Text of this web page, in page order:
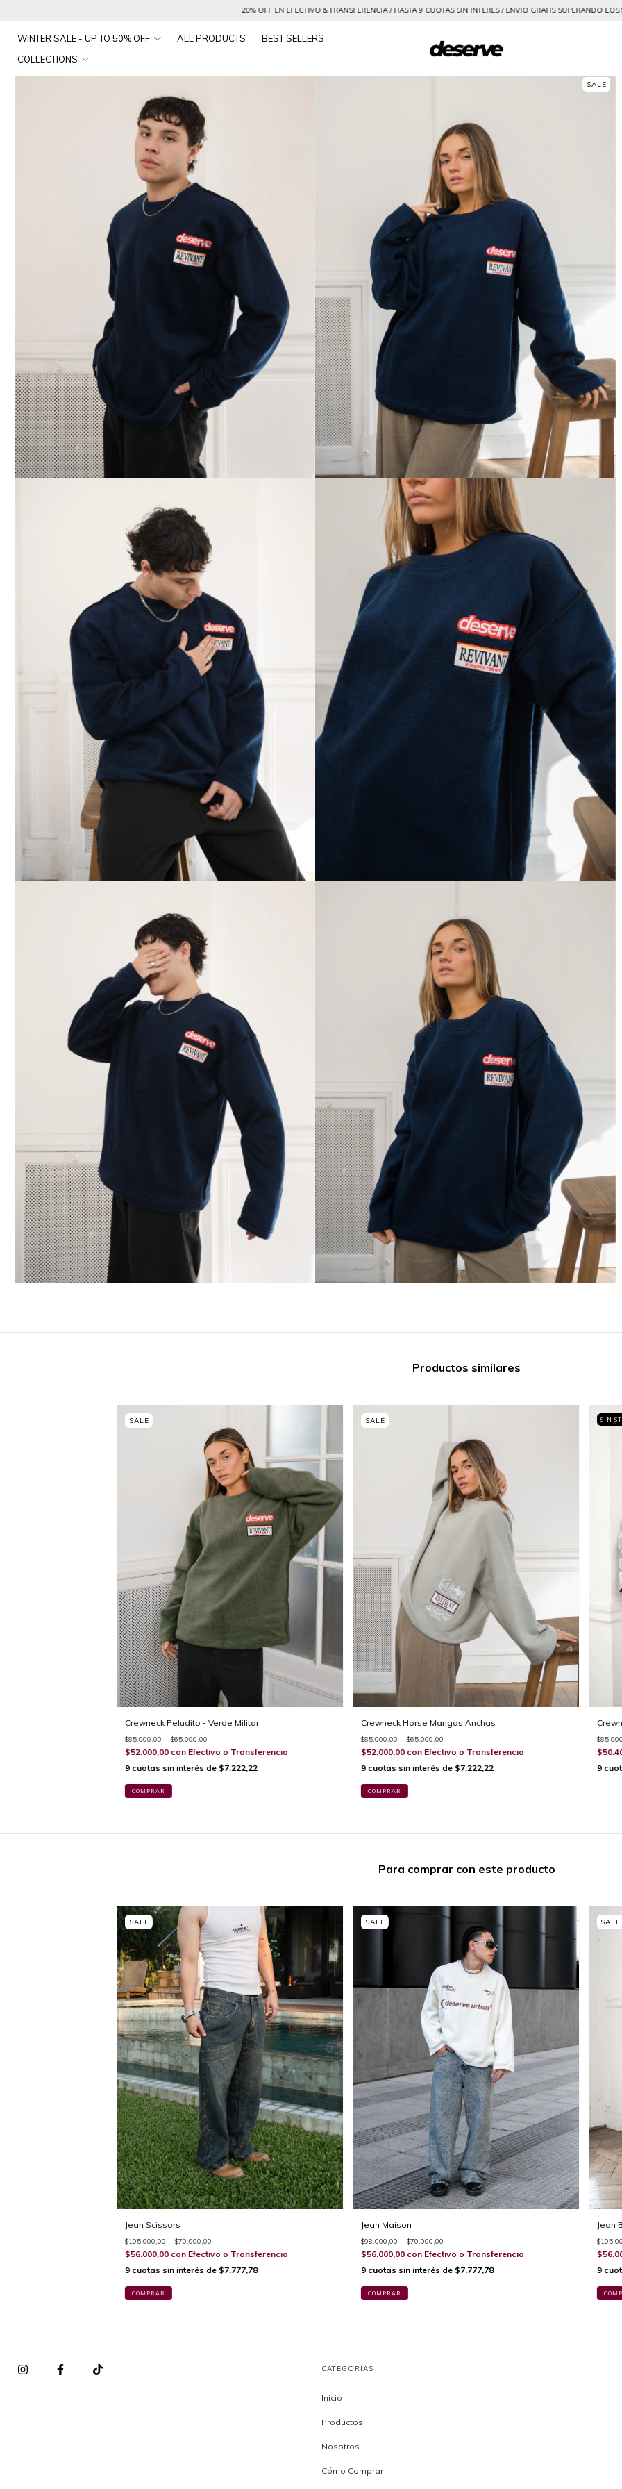
20% OFF EN EFECTIVO & TRANSFERENCIA / HASTA 9 CUOTAS SIN INTERES / ENVIO GRATIS SUPERANDO LOS $150000 20% OFF EN
WINTER SALE - UP TO 50% OFF ALL PRODUCTS
BEST SELLERS
COLLECTIONS
Productos similares
Crewneck Peludito - Verde Militar
$85.000,00 $65.000,00
$52.000,00 con Efectivo o Transferencia
9 cuotas sin interés de $7.222,22
COMPRAR
Crewneck Horse Mangas Anchas
$85.000,00 $65.000,00
$52.000,00 con Efectivo o Transferencia
9 cuotas sin interés de $7.222,22
COMPRAR
SIN
9
Para comprar con este producto
Jean Scissors
$105.000,00 $70.000,00
$56.000,00 con Efectivo o Transferencia
9 cuotas sin interés de $7.777,78
COMPRAR
Jean Maison
$98.000,00 $70.000,00
$56.000,00 con Efectivo o Transferencia
9 cuotas sin interés de $7.777,78
COMPRAR
Jean
9
CATEGORÍAS
Inicio
Productos
Nosotros
Cómo Comprar